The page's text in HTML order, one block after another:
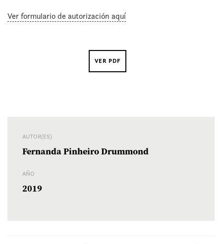
Ver formulario de autorización aquí
VER PDF
AUTOR(ES)
Fernanda Pinheiro Drummond
AÑO
2019